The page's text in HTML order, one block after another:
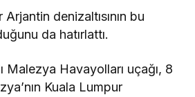
denizaltısının bu
da hatırlattı.
Malezya Havayolları uçağı, 8
Kuala Lumpur